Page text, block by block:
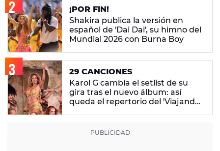
¡POR FIN!
Shakira publica la versión en
español de 'Dai Dai', su himno del
Mundial 2026 con Burna Boy
29 CANCIONES
Karol G cambia el setlist de su
gira tras el nuevo álbum: así
queda el repertorio del 'Viajando